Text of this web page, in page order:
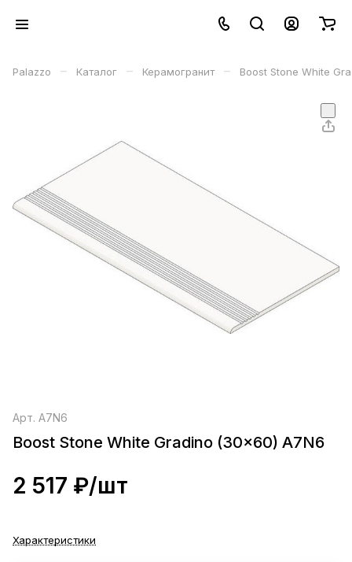
Palazzo – Каталог – Керамогранит – Boost Stone White
Арт. A7N6
Boost Stone White Gradino (30x60) A7N6
2 517 ₽/шт
Характеристики